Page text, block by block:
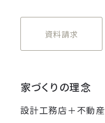
資料請求
家づくりの理念
設計工務店＋不動産